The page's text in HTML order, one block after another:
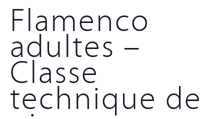
Flamenco
adultes –
Classe
technique de